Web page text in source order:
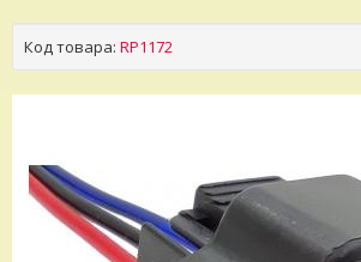
Код товара: RP1172